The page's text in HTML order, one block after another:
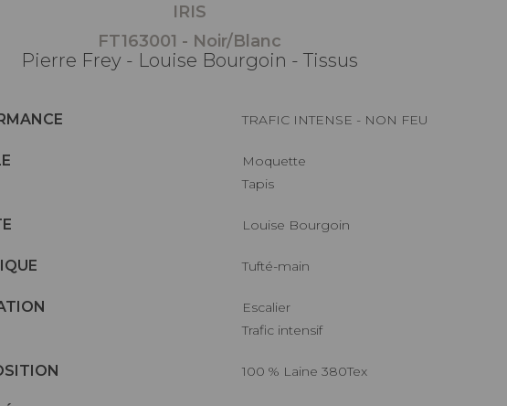
IRIS
FT163001 - Noir/Blanc
Pierre Frey - Louise Bourgoin - Tissus
TRAFIC INTENSE - NON FEU
Moquette
Tapis
Louise Bourgoin
Tufté-main
Escalier
Trafic intensif
100 % Laine 380Tex